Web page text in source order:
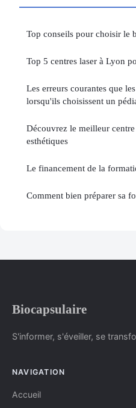
Top conseils pour choisir le
Top 5 centres laser à Lyon
Les erreurs courantes que
lorsqu'ils choisissent un
Découvrez le meilleur
esthétiques
Le financement de la
Comment bien préparer sa
Biocapsulaire
S'informer, s'éveiller, se
NAVIGATION
Accueil